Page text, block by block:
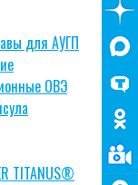
для АУГП
ОВЭ
TITANUS®